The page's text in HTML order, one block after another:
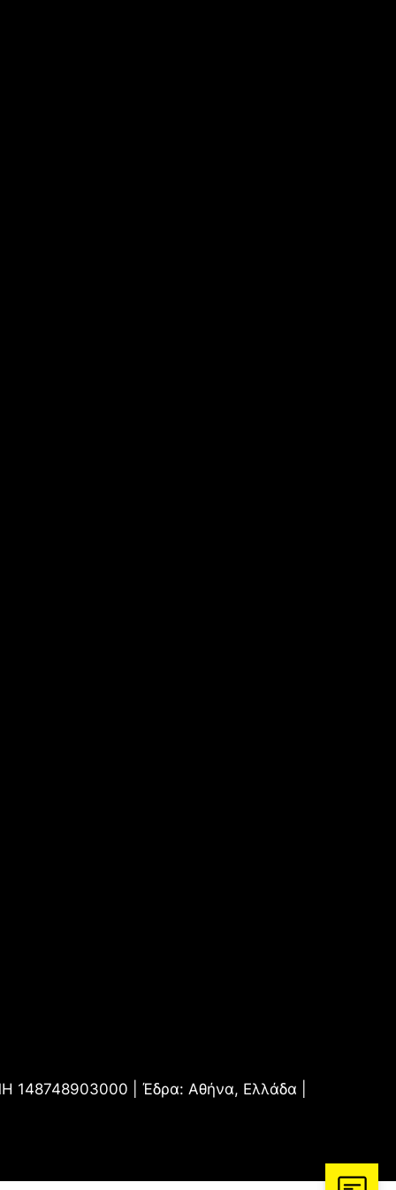
| Έδρα: Αθήνα, Ελλάδα |